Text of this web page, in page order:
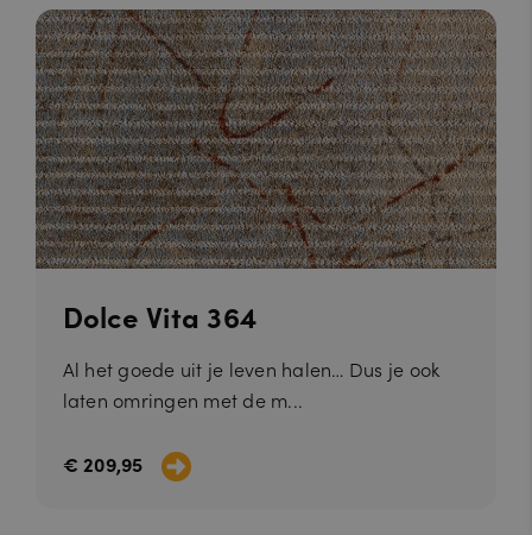
Dolce Vita 364
Al het goede uit je leven halen… Dus je ook
laten omringen met de m...
€ 209,95